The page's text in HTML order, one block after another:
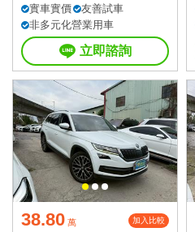
實車實價
友善試車
非多元化營業用車
立即諮詢
38.80 萬 加入比較